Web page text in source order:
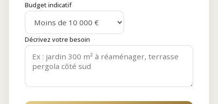
Budget indicatif
Décrivez votre besoin